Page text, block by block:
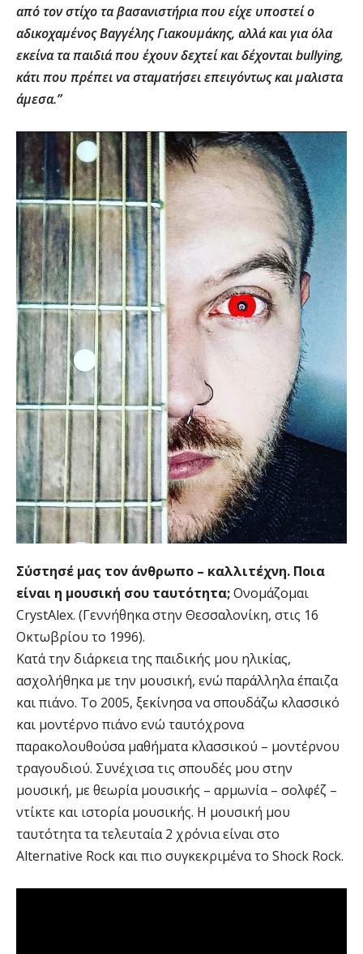
από τον στίχο τα βασανιστήρια που είχε υποστεί ο
αδικοχαμένος Βαγγέλης Γιακουμάκης, αλλά και για όλα
εκείνα τα παιδιά που έχουν δεχτεί και δέχονται bullying,
κάτι που πρέπει να σταματήσει επειγόντως και μαλιστα
άμεσα.”
Σύστησέ μας τον άνθρωπο – καλλιτέχνη. Ποια
είναι η μουσική σου ταυτότητα;Ονομάζομαι
CrystAlex. (Γεννήθηκα στην Θεσσαλονίκη, στις 16
Οκτωβρίου το 1996).
Κατά την διάρκεια της παιδικής μου ηλικίας,
ασχολήθηκα με την μουσική, ενώ παράλληλα έπαιζα
και πιάνο. Το 2005, ξεκίνησα να σπουδάζω κλασσικό
και μοντέρνο πιάνο ενώ ταυτόχρονα
παρακολουθούσα μαθήματα κλασσικού – μοντέρνου
τραγουδιού. Συνέχισα τις σπουδές μου στην
μουσική, με θεωρία μουσικής – αρμωνία – σολφέζ –
ντίκτε και ιστορία μουσικής. Η μουσική μου
ταυτότητα τα τελευταία 2 χρόνια είναι στο
Alternative Rock και πιο συγκεκριμένα το Shock Rock.